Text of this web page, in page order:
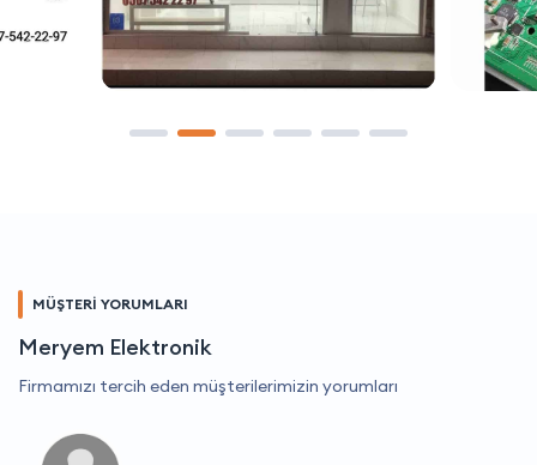
MÜŞTERİ YORUMLARI
Meryem Elektronik
Firmamızı tercih eden müşterilerimizin yorumları